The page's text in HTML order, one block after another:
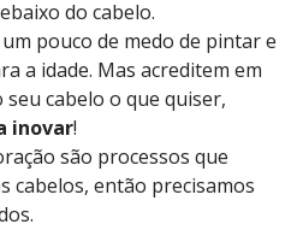
do cabelo.
pouco de medo de pintar e
a idade. Mas acreditem em
seu cabelo o que quiser,
inovar!
são processos que
cabelos, então precisamos